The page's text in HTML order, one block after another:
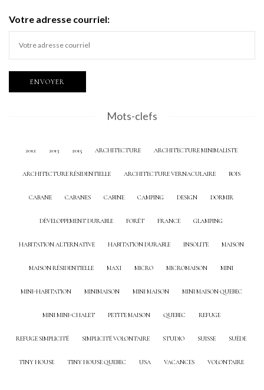
Votre adresse courriel:
Mots-clefs
2012 2013 2015 ARCHITECTURE ARCHITECTURE MINIMALISTE
ARCHITECTURE RÉSIDENTIELLE ARCHITECTURE VERNACULAIRE BOIS
CABANE CABANES CABINE CAMPING DESIGN DORMIR
DÉVELOPPEMENT DURABLE FORÊT FRANCE GLAMPING
HABITATION ALTERNATIVE HABITATION DURABLE INSOLITE MAISON
MAISON RÉSIDENTIELLE MAXI MICRO MICROMAISON MINI
MINI-HABITATION MINIMAISON MINI MAISON MINI MAISON QUEBEC
MINI MINI-CHALET PETITE MAISON QUEBEC REFUGE
REFUGE SIMPLICITÉ SIMPLICITÉ VOLONTAIRE STUDIO SUISSE SUÈDE
TINY HOUSE TINY HOUSE QUEBEC USA VACANCES VOLONTAIRE